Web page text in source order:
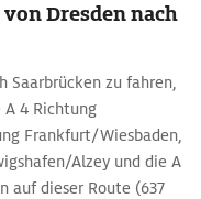
Dresden nach
Saarbrücken zu fahren,
4 Richtung
Frankfurt/Wiesbaden,
Alzey und die A
auf dieser Route (637